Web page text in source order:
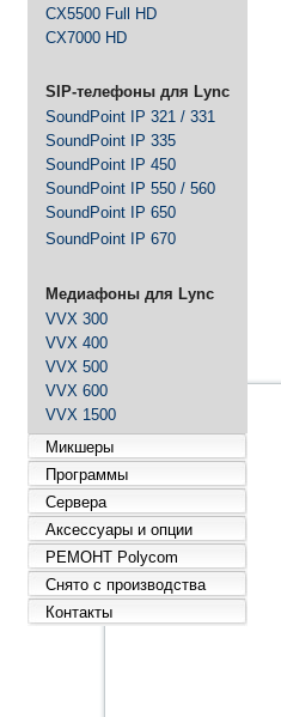
CX5500 Full HD
CX7000 HD
SIP-телефоны для Lync
SoundPoint IP 321 / 331
SoundPoint IP 335
SoundPoint IP 450
SoundPoint IP 550 / 560
SoundPoint IP 650
SoundPoint IP 670
Медиафоны для Lync
VVX 300
VVX 400
VVX 500
VVX 600
VVX 1500
Микшеры
Программы
Сервера
Аксессуары и опции
РЕМОНТ Polycom
Снято с производства
Контакты